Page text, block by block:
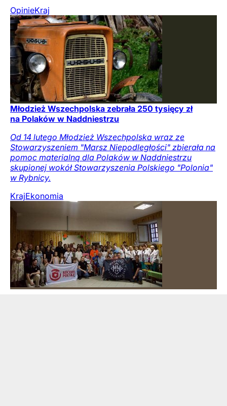
OpinieKraj
Młodzież Wszechpolska zebrała 250 tysięcy zł
na Polaków w Naddniestrzu
Od 14 lutego Młodzież Wszechpolska wraz ze
Stowarzyszeniem "Marsz Niepodległości" zbierała na
pomoc materialną dla Polaków w Naddniestrzu
skupionej wokół Stowarzyszenia Polskiego "Polonia"
w Rybnicy.
KrajEkonomia